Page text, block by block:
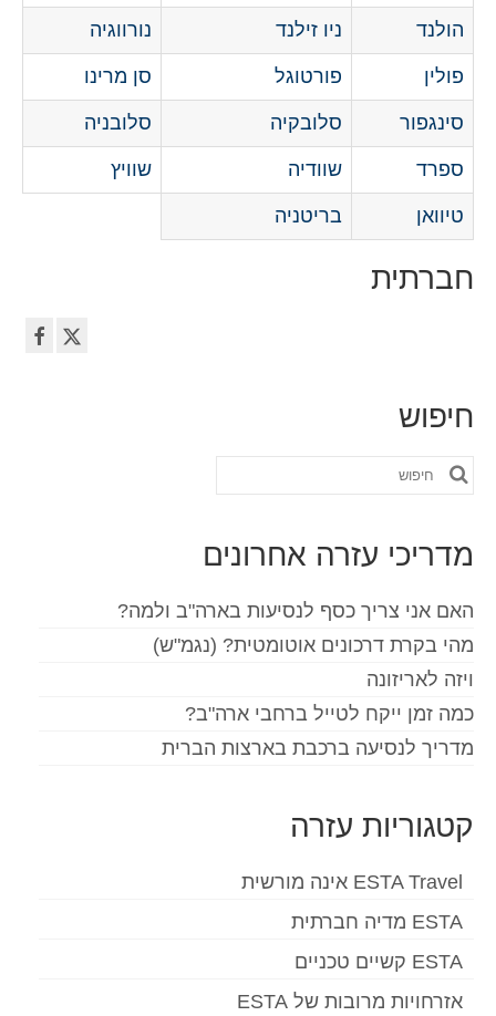
הולנד ניו זילנד נורווגיה
פולין פורטוגל סן מרינו
סינגפור סלובקיה סלובניה
ספרד שוודיה שוויץ
טיוואן בריטניה
חברתית
חיפוש
חפש
מדריכי עזרה אחרונים
האם אני צריך כסף לנסיעות בארה"ב ולמה?
מהי בקרת דרכונים אוטומטית? (נגמ"ש)
ויזה לאריזונה
כמה זמן ייקח לטייל ברחבי ארה"ב?
מדריך לנסיעה ברכבת בארצות הברית
קטגוריות עזרה
ESTA Travel אינה מורשית
ESTA מדיה חברתית
ESTA קשיים טכניים
אזרחויות מרובות של ESTA